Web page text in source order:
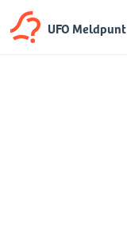
UFO Meldpunt